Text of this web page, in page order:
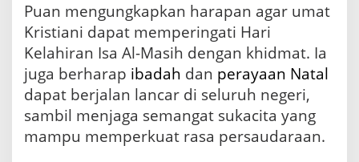
d
a
S
l
i
d
r
Puan mengungkapkan harapan agar umat
Kristiani dapat memperingati Hari
Kelahiran Isa Al-Masih dengan khidmat. Ia
juga berharap ibadah dan perayaan Natal
dapat berjalan lancar di seluruh negeri,
sambil menjaga semangat sukacita yang
mampu memperkuat rasa persaudaraan.